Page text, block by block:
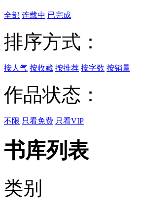
全部 连载中 已完成
排序方式：
按人气 按收藏 按推荐 按字数 按销量
作品状态：
不限 只看免费 只看VIP
书库列表
类别